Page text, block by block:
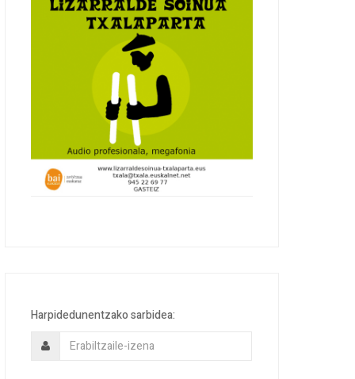
Harpidedunentzako sarbidea: